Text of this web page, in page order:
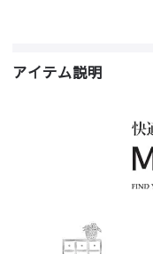
アイテム説明